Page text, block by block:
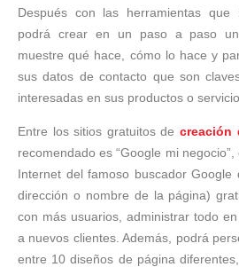
Después con las herramientas que
podrá crear en un paso a paso
muestre qué hace, cómo lo hace y
sus datos de contacto que son
interesadas en sus productos o
Entre los sitios gratuitos de creación
recomendado es “Google mi
Internet del famoso buscador
dirección o nombre de la página)
con más usuarios, administrar todo
a nuevos clientes. Además, podrá
entre 10 diseños de página